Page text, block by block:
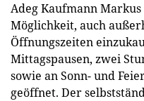
Adeg Kaufmann
Möglichkeit, auch
Öffnungszeiten
Mittagspausen, zwei
sowie an Sonn- und
geöffnet. Der